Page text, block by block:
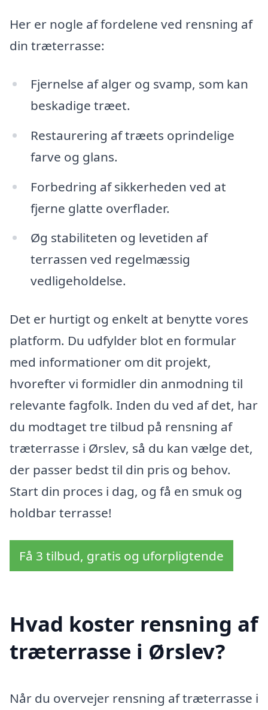
Her er nogle af fordelene ved rensning af
din træterrasse:
Fjernelse af alger og svamp, som kan
beskadige træet.
Restaurering af træets oprindelige
farve og glans.
Forbedring af sikkerheden ved at
fjerne glatte overflader.
Øg stabiliteten og levetiden af
terrassen ved regelmæssig
vedligeholdelse.
Det er hurtigt og enkelt at benytte vores
platform. Du udfylder blot en formular
med informationer om dit projekt,
hvorefter vi formidler din anmodning til
relevante fagfolk. Inden du ved af det, har
du modtaget tre tilbud på rensning af
træterrasse i Ørslev, så du kan vælge det,
der passer bedst til din pris og behov.
Start din proces i dag, og få en smuk og
holdbar terrasse!
Få 3 tilbud, gratis og uforpligtende
Hvad koster rensning af
træterrasse i Ørslev?
Når du overvejer rensning af træterrasse i